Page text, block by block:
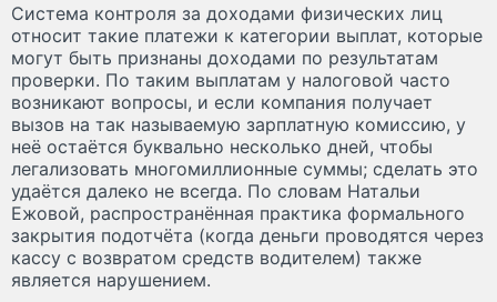
Система контроля за доходами физических лиц
относит такие платежи к категории выплат, которые
могут быть признаны доходами по результатам
проверки. По таким выплатам у налоговой часто
возникают вопросы, и если компания получает
вызов на так называемую зарплатную комиссию, у
неё остаётся буквально несколько дней, чтобы
легализовать многомиллионные суммы; сделать это
удаётся далеко не всегда. По словам Натальи
Ежовой, распространённая практика формального
закрытия подотчёта (когда деньги проводятся через
кассу с возвратом средств водителем) также
является нарушением.